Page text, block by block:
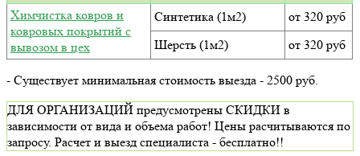
Химчистка ковров и
ковровых покрытий с
вывозом в цех
Синтетика (1м2)
от 320 руб
Шерсть (1м2)
от 320 руб
- Существует минимальная стоимость выезда - 2500 руб.
ДЛЯ ОРГАНИЗАЦИЙ предусмотрены СКИДКИ в
зависимости от вида и объема работ! Цены расчитываются по
запросу. Расчет и выезд специалиста - бесплатно!!